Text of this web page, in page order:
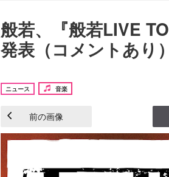
般若、『般若LIVE
発表（コメントあり
ニュース 音楽
前の画像